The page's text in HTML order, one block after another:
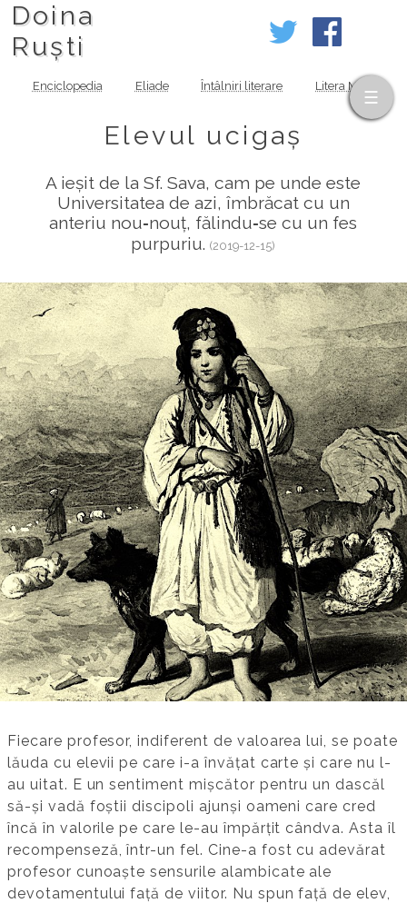
Doina
Ruști
Enciclopedia Eliade Întâlniri literare Litera MOV
Elevul ucigaș
A ieșit de la Sf. Sava, cam pe unde este
Universitatea de azi, îmbrăcat cu un
anteriu nou‑nouț, fălindu‑se cu un fes
purpuriu.(2019-12-15)
Fiecare profesor, indiferent de valoarea lui, se poate
lăuda cu elevii pe care i-a învățat carte și care nu l-
au uitat. E un sentiment mișcător pentru un dascăl
să-și vadă foștii discipoli ajunși oameni care cred
încă în valorile pe care le-au împărțit cândva. Asta îl
recompenseză, într-un fel. Cine-a fost cu adevărat
profesor cunoaște sensurile alambicate ale
devotamentului față de viitor. Nu spun față de elev,